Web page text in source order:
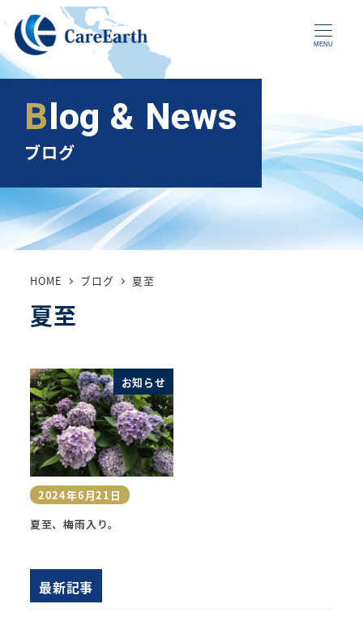
メ
イ
ン
コ
へ
移
動
MENU
Blog & News
ブログ
HOME ブログ 夏至
夏至
お知らせ
夏至、梅雨入り。
投稿日
2024年6月21日
最新記事